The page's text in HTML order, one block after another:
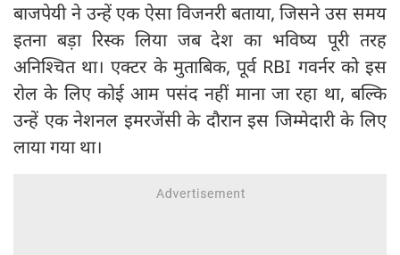
बाजपेयी ने उन्हें एक ऐसा विजनरी बताया, जिसने उस समय
इतना बड़ा रिस्क लिया जब देश का भविष्य पूरी तरह
अनिश्चित था। एक्टर के मुताबिक, पूर्व RBI गवर्नर को इस
रोल के लिए कोई आम पसंद नहीं माना जा रहा था, बल्कि
उन्हें एक नेशनल इमरजेंसी के दौरान इस जिम्मेदारी के लिए
लाया गया था।